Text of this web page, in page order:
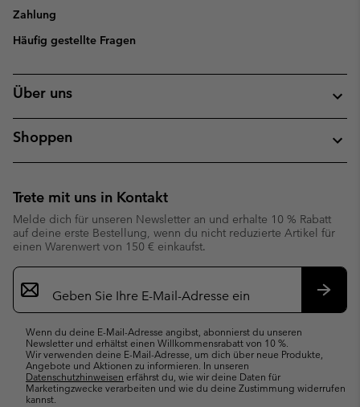
Zahlung
Häufig gestellte Fragen
Über uns
Shoppen
Trete mit uns in Kontakt
Melde dich für unseren Newsletter an und erhalte 10 % Rabatt
auf deine erste Bestellung, wenn du nicht reduzierte Artikel für
einen Warenwert von 150 € einkaufst.
Newsletter-
Anmeldung
Wenn du deine E-Mail-Adresse angibst, abonnierst du unseren
Newsletter und erhältst einen Willkommensrabatt von 10 %.
Wir verwenden deine E-Mail-Adresse, um dich über neue Produkte,
Angebote und Aktionen zu informieren. In unseren
Datenschutzhinweisen erfährst du, wie wir deine Daten für
Marketingzwecke verarbeiten und wie du deine Zustimmung widerrufen
kannst.